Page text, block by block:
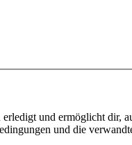
und ermöglicht dir,
und die